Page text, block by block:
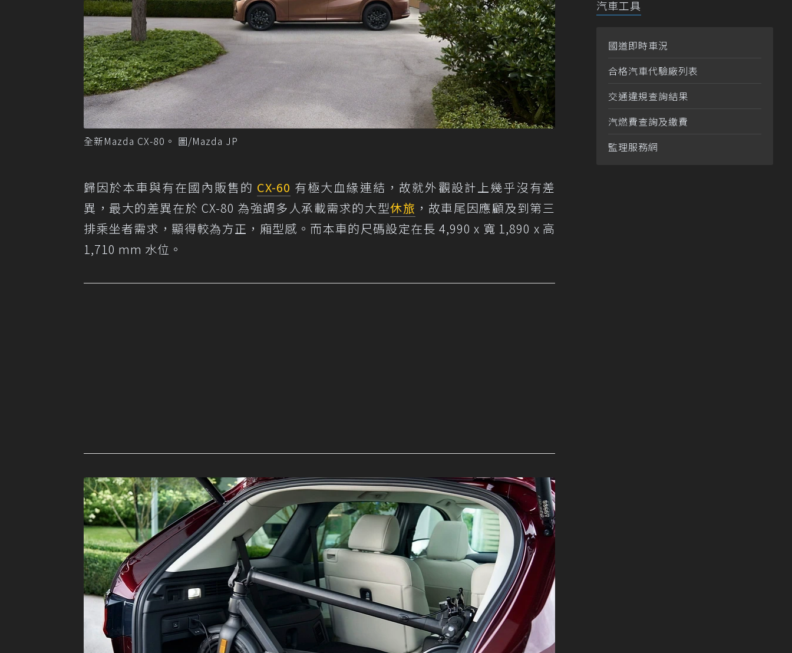
全新Mazda CX-80。 圖/Mazda JP
歸因於本車與有在國內販售的 CX-60 有極大血緣連結，故就外觀設計上幾乎沒有差
異，最大的差異在於 CX-80 為強調多人承載需求的大型休旅 ，故車尾因應顧及到第三
排乘坐者需求，顯得較為方正，廂型感。而本車的尺碼設定在長 4,990 x 寬 1,890 x 高
1,710 mm 水位。
汽車工具
國道即時車況
合格汽車代驗廠列表
交通違規查詢結果
汽燃費查詢及繳費
監理服務網